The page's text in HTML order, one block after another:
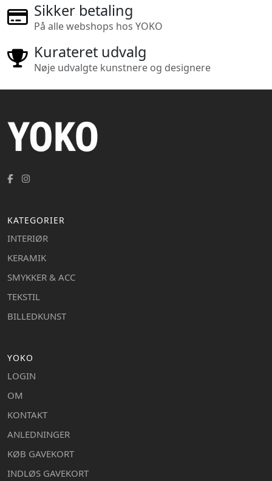
Sikker betaling
På alle webshops hos YOKO
Kurateret udvalg
Nøje udvalgte kunstnere og designere
KATEGORIER
INTERIØR
KERAMIK
SMYKKER & ACC
TEKSTIL
BILLEDKUNST
YOKO
LOGIN
OM
KONTAKT
ANLEDNINGER
KØB GAVEKORT
INDLØS GAVEKORT